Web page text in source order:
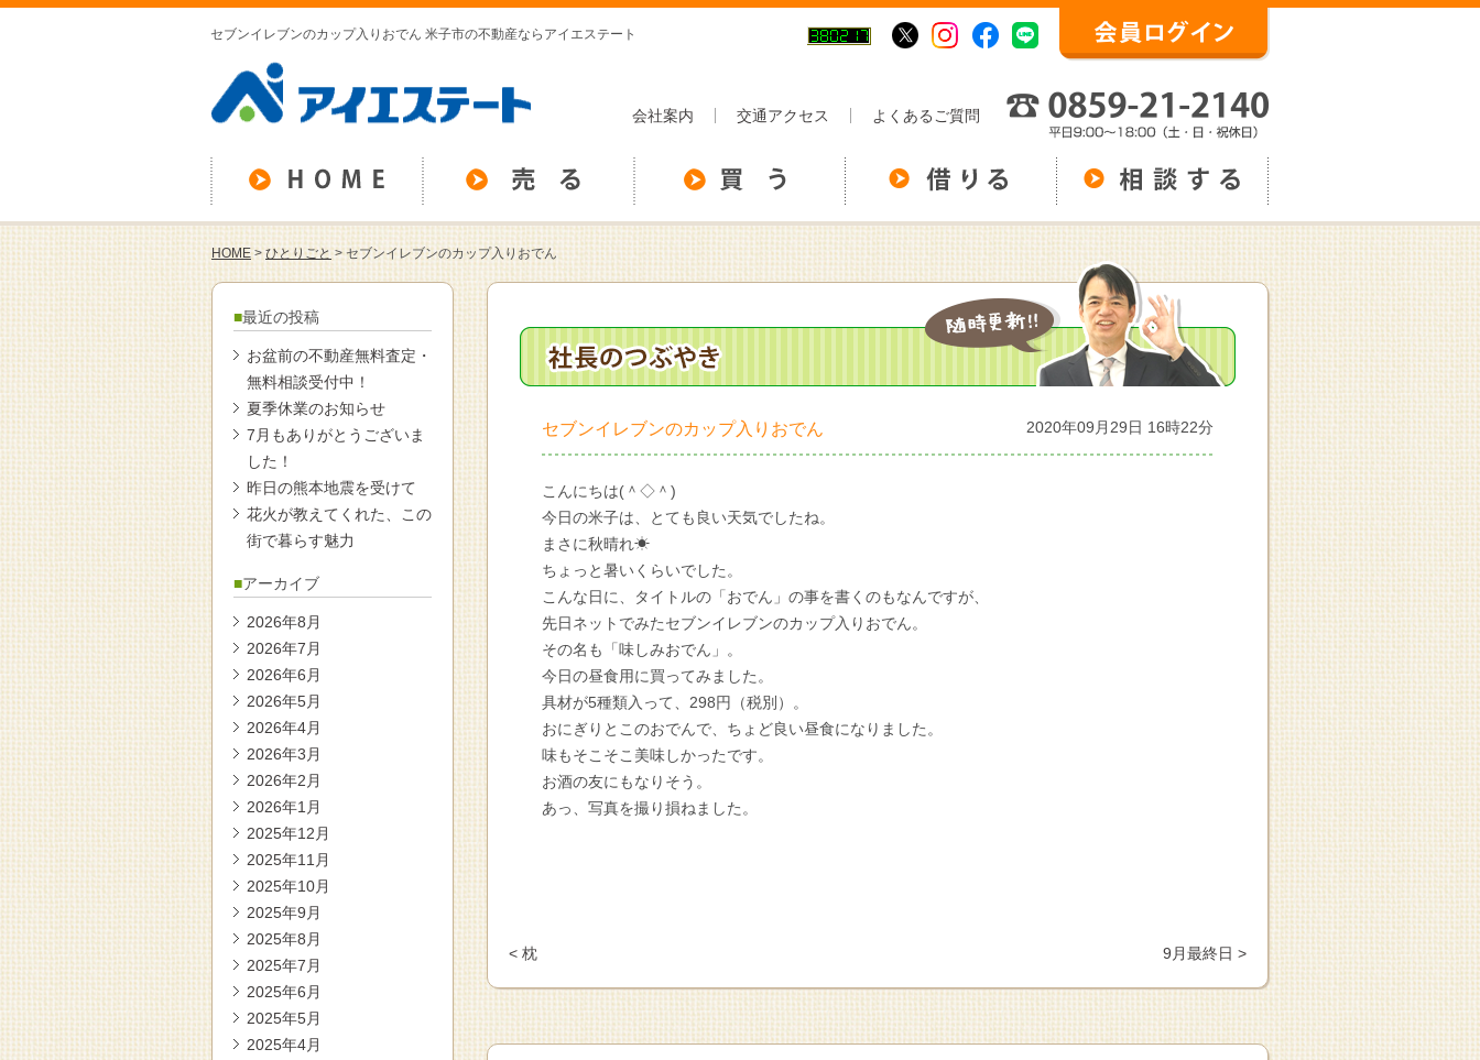
セブンイレブンのカップ入りおでん 米子市の不動産ならアイエステート
会社案内 交通アクセス よくあるご質問
HOME>ひとりごと >セブンイレブンのカップ入りおでん
セブンイレブンのカップ入りおでん 2020年09月29日 16時22分
こんにちは(＾◇＾)
今日の米子は、とても良い天気でしたね。
まさに秋晴れ☀
ちょっと暑いくらいでした。
こんな日に、タイトルの「おでん」の事を書くのもなんですが、
先日ネットでみたセブンイレブンのカップ入りおでん。
その名も「味しみおでん」。
今日の昼食用に買ってみました。
具材が5種類入って、298円（税別）。
おにぎりとこのおでんで、ちょど良い昼食になりました。
味もそこそこ美味しかったです。
お酒の友にもなりそう。
あっ、写真を撮り損ねました。
< 枕 9月最終日 >
最近の投稿
お盆前の不動産無料査定・
無料相談受付中！
夏季休業のお知らせ
7月もありがとうございま
した！
昨日の熊本地震を受けて
花火が教えてくれた、この
街で暮らす魅力
アーカイブ
2026年8月
2026年7月
2026年6月
2026年5月
2026年4月
2026年3月
2026年2月
2026年1月
2025年12月
2025年11月
2025年10月
2025年9月
2025年8月
2025年7月
2025年6月
2025年5月
2025年4月